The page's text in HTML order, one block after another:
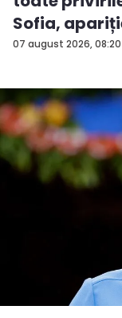
07 august 2026, 08:20
Sofia,